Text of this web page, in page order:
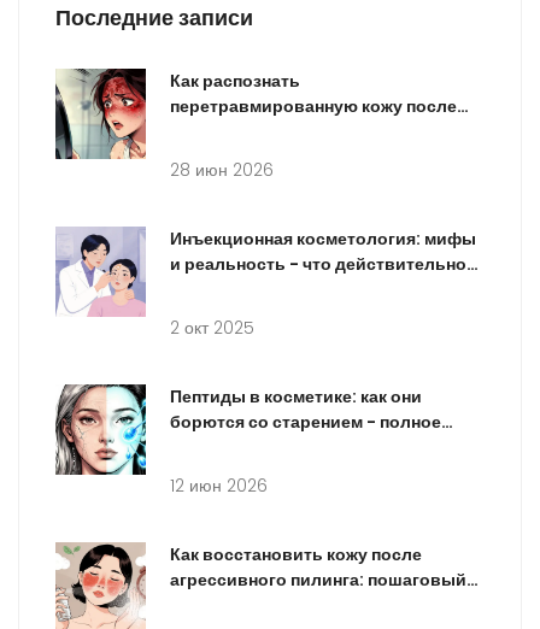
Последние записи
Как распознать
перетравмированную кожу после
28 июн 2026
Инъекционная косметология: мифы
и реальность - что действительно
2 окт 2025
Пептиды в косметике: как они
борются со старением - полное
12 июн 2026
Как восстановить кожу после
агрессивного пилинга: пошаговый